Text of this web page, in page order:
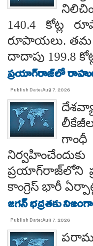
140.4 కోట్ల
రూపాయలు. తమ
దాదాపు 199.8
ప్రయాగ్‌రాజ్‌లో రాహుల్
Publish Date:Aug 7, 2026
ప్రయాగ్‌రాజ్‌లోని
కాంగ్రెస్ భారీ
జగన్ భద్రతకు
Publish Date:Aug 7, 2026